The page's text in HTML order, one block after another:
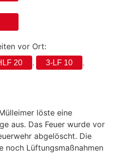
vor Ort:
20 , 3-LF 10
,
löste eine
aus. Das Feuer wurde vor
abgelöscht. Die
noch Lüftungsmaßnahmen